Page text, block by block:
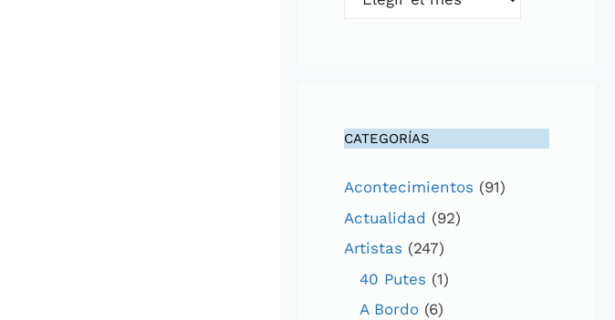
CATEGORÍAS
Acontecimientos (91)
Actualidad (92)
Artistas (247)
40 Putes (1)
A Bordo (6)